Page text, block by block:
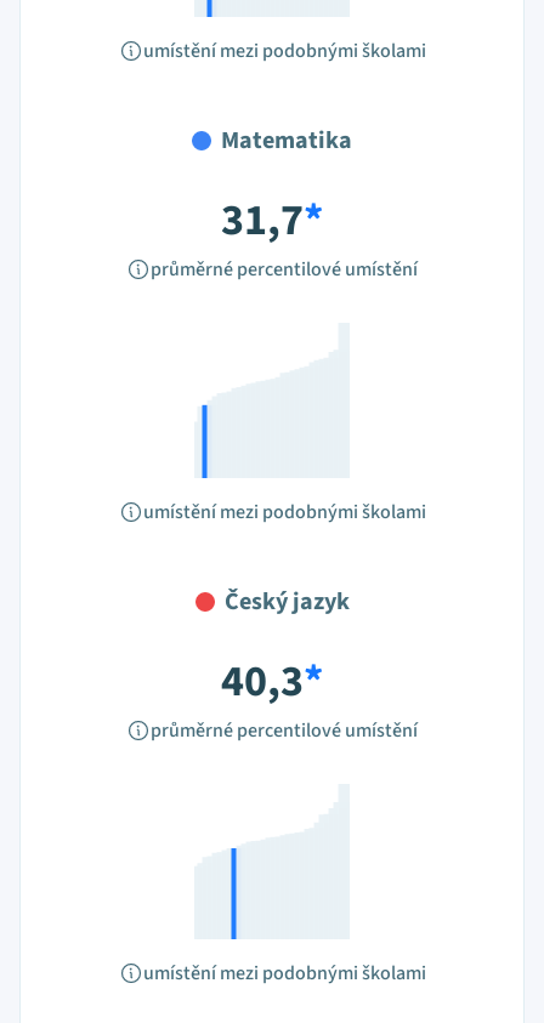
umístění mezi podobnými školami
Matematika
31,7*
průměrné percentilové umístění
umístění mezi podobnými školami
Český jazyk
40,3*
průměrné percentilové umístění
umístění mezi podobnými školami